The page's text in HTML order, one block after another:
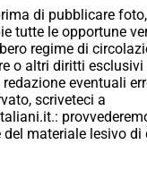
di pubblicare
tutte le opportune
regime di
o altri diritti esclusivi
eventuali
scriveteci a
materiale lesivo di